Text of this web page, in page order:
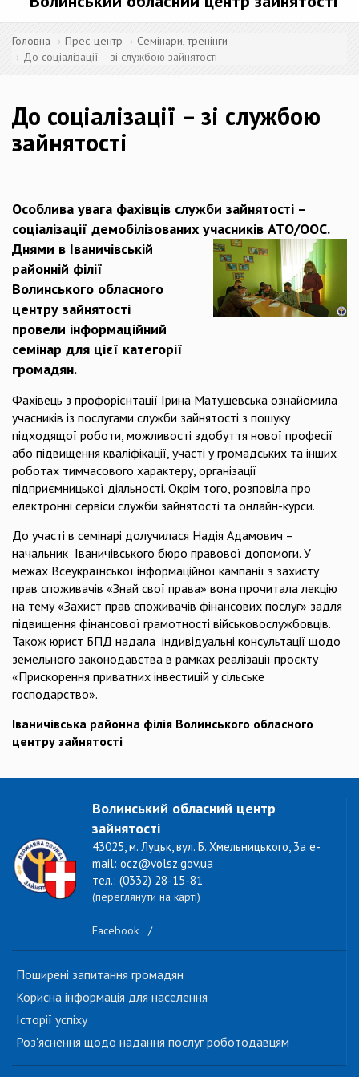
Головна Прес-центр
Семінари, тренінги
До соціалізації – зі службою зайнятості
До соціалізації – зі службою
зайнятості
Особлива увага фахівців служби зайнятості –
соціалізації демобілізованих учасників АТО/ООС.
Днями в Іваничівській
районній філії
Волинського обласного
центру зайнятості
провели інформаційний
семінар для цієї категорії
громадян.
Фахівець з профорієнтації Ірина Матушевська ознайомила
учасників із послугами служби зайнятості з пошуку
підходящої роботи, можливості здобуття нової професії
або підвищення кваліфікації, участі у громадських та інших
роботах тимчасового характеру, організації
підприємницької діяльності. Окрім того, розповіла про
електронні сервіси служби зайнятості та онлайн-курси.
До участі в семінарі долучилася Надія Адамович –
начальник Іваничівського бюро правової допомоги. У
межах Всеукраїнської інформаційної кампанії з захисту
прав споживачів «Знай свої права» вона прочитала лекцію
на тему «Захист прав споживачів фінансових послуг» задля
підвищення фінансової грамотності військовослужбовців.
Також юрист БПД надала індивідуальні консультації щодо
земельного законодавства в рамках реалізації проєкту
«Прискорення приватних інвестицій у сільське
господарство».
Іваничівська районна філія Волинського обласного
центру зайнятості
Волинський обласний центр
зайнятості
43025, м. Луцьк, вул. Б. Хмельницького, 3а e-
mail: ocz@volsz.gov.ua
тел.: (0332) 28-15-81
(переглянути на карті)
Facebook /
Поширені запитання громадян
Корисна інформація для населення
Історії успіху
Роз'яснення щодо надання послуг роботодавцям